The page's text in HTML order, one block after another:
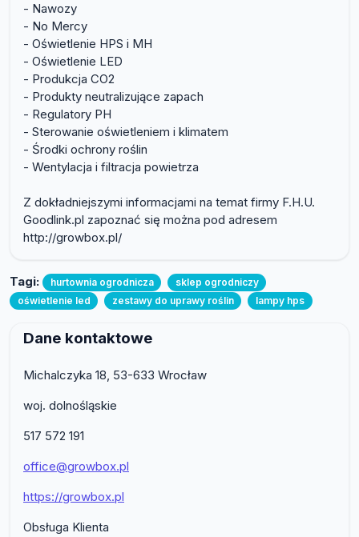
- Nawozy
- No Mercy
- Oświetlenie HPS i MH
- Oświetlenie LED
- Produkcja CO2
- Produkty neutralizujące zapach
- Regulatory PH
- Sterowanie oświetleniem i klimatem
- Środki ochrony roślin
- Wentylacja i filtracja powietrza
Z dokładniejszymi informacjami na temat firmy F.H.U.
Goodlink.pl zapoznać się można pod adresem
http://growbox.pl/
Tagi: hurtownia ogrodnicza
sklep ogrodniczy
oświetlenie led
zestawy do uprawy roślin lampy hps
Dane kontaktowe
Michalczyka 18, 53-633 Wrocław
woj. dolnośląskie
517 572 191
office@growbox.pl
https://growbox.pl
Obsługa Klienta